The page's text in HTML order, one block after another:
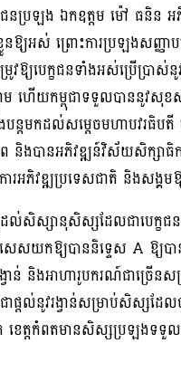
ជនប្រឡង ឯកឧត្តម ម៉ៅ ធនិន
យអស់ ព្រោះការប្រឡងសញ្ញាប
វឱ្យបេក្ខជនទាំងអស់ប្រើប្រ
ាម ហើយកម្ពុជាទទួលបាននូវ
តមកដល់សម្តេចមហាបវរធិប
ព និងបានអភិវឌ្ឍន៍វិស័យសិក្ស
ភិវឌ្ឍប្រទេសជាតិ និងសង្គមឱ្
ល់សិស្សានុសិស្សដែលជាបេក្ខជ
េសយកឱ្យបាននិទ្ទេស A ឱ្យប
ង្វាន់ និងអាហារូបករណ៍ជាច្រើ
តល់នូវរង្វាន់សម្រាប់សិស្សដែ
ខេត្តកំពតមានសិស្សប្រឡង